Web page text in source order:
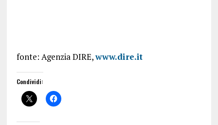
fonte: Agenzia DIRE,www.dire.it
Condividi: